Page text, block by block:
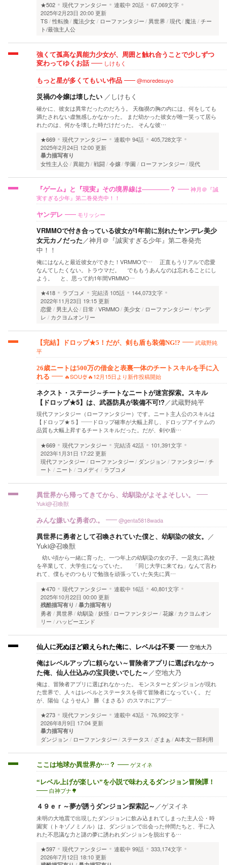
★502
現代ファンタジー 連載中 20話
67,069文字
2025年2月23日 20:00 更新
TS 性転換 魔法少女 ローファンタジー 異世界 現代 魔法 チー
ト/最強主人公
強くて孤高な異能力少女が、周囲と触れ合うことで少しずつ
変わってゆくお話
しけもく
もっと星が多くてもいい作品 @moredesuyo
災禍の令嬢は壊したい ／ しけもく
確かに、彼女は異常だったのだろう。 天枷禊の胸の内には、何をしても
満たされない虚無感しかなかった。 まだ幼かった彼女が唯一笑って居ら
れたのは、何かを壊した時だけだった。 そんな彼…
★669
現代ファンタジー 連載中 94話
405,728文字
2025年2月24日 12:00 更新
暴力描写有り
女性主人公 異能力 戦闘 令嬢 学園 ローファンタジー 現代
『ゲーム』と『現実』その境界線は──────？
神月＠『誠
実すぎる少年』第二巻発売中！！
ヤンデレ モリッシー
VRMMOで付き合っている彼女が1年前に別れたヤンデレ美少
女元カノだった／神月＠『誠実すぎる少年』第二巻発売
中！！
俺にはなんと最近彼女ができた！VRMMOで… 正直もうリアルで恋愛
なんてしたくない。トラウマだ。 でももうあんなのは忘れることにし
よう。 と、思って約1年間VRMMO…
★418
ラブコメ 完結済 105話
144,073文字
2022年11月23日 19:15 更新
恋愛
男主人公 日常 VRMMO 美少女 ローファンタジー ヤンデ
レ
カクヨムオンリー
【完結】ドロップ★5！だが、剣も盾も装備NG!?
武蔵野純
平
26歳ニートは500万の借金と表裏一体のチートスキルを手に入
れる
🔥SOU🍨🔥12月15日より新作投稿開始
ネクスト・ステージ～チートなニートが迷宮探索。スキル
【ドロップ★5】は、武器防具が装備不可!?／武蔵野純平
現代ファンタジー（ローファンタジー）です。ニート主人公のスキルは
【ドロップ★５】――ドロップ確率が大幅上昇し、ドロップアイテムの
品質も大幅上昇するチートスキルだった。だが、剣や盾…
★669
現代ファンタジー 完結済42話
101,391文字
2023年1月31日 17:22 更新
現代ファンタジー
ローファンタジー ダンジョン ファンタジー チ
ート
ニート コメディ ラブコメ
異世界から帰ってきてから、幼馴染がよそよそしい。
Yuki@召喚獣
みんな嫌いな勇者の.。 @genta5818wada
異世界に勇者として召喚されていた僕と、幼馴染の彼女。 ／
Yuki@召喚獣
幼い頃から一緒に育った、一つ年上の幼馴染の女の子。一足先に高校
を卒業して、大学生になっていた。 「同じ大学に来てね」なんて言わ
れて、僕もそのつもりで勉強を頑張っていた矢先に異…
★470
現代ファンタジー 連載中 16話
40,801文字
2025年10月22日 00:00 更新
残酷描写有り 暴力描写有り
勇者 異世界 幼馴染 妖怪 ローファンタジー 花嫁
カクヨムオン
リー
ハッピーエンド
仙人に死ぬほど鍛えられた俺に、レベルは不要 空地大乃
俺はレベルアップに頼らない～冒険者アプリに選ばれなかっ
た俺、仙人仕込みの宝貝使いでした～ ／空地大乃
俺は、冒険者アプリに選ばれなかった。 モンスターとダンジョンが現れ
た世界で、人々はレベルとステータスを得て冒険者になっていく。 だ
が、陽仙《ようせん》 勝《まさる》のスマホにアプ…
★273
現代ファンタジー 連載中 43話
76,992文字
2026年8月9日 17:04 更新
暴力描写有り
ダンジョン ローファンタジー ステータス ざまぁ AI本文一部利用
ここは地球か異世界か…？ ゲヌイネ
“レベル上げが楽しい”を小説で味わえるダンジョン冒険譚！
白神ブナ🌳
４９ｅｒ～夢が誘うダンジョン探索記～ ／ゲヌイネ
未明の大地震で出現したダンジョンに飲み込まれてしまった主人公・時
園実（トキゾノミノル）は、ダンジョンで出会った仲間たちと、手に入
れた不思議な力と謎の夢に誘われダンジョンを脱出する…
★597
現代ファンタジー 連載中 99話
333,174文字
2026年7月12日 18:10 更新